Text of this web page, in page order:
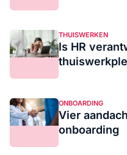
THUISWERKEN
Is HR
ONBOARDING
Vier
onboarding